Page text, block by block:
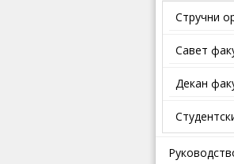
Стручни
Савет
Декан